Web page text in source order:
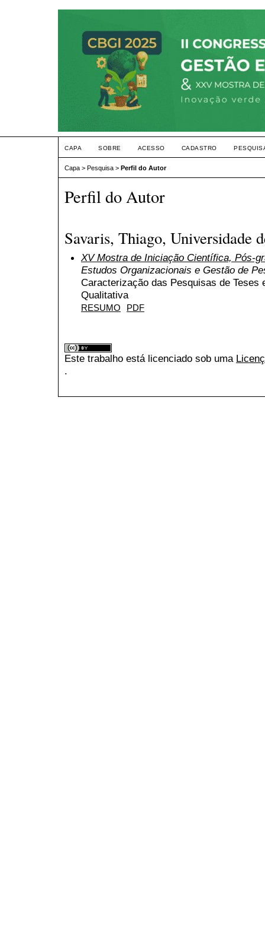
CAPA SOBRE ACESSO CADASTRO
Capa > Pesquisa > Perfil do Autor
Perfil do Autor
Savaris, Thiago, Universidade
XV Mostra de Iniciação Científica, Pós-
Estudos Organizacionais e Gestão de
Caracterização das Pesquisas de Teses
Qualitativa
RESUMO PDF
Este trabalho está licenciado sob uma
.